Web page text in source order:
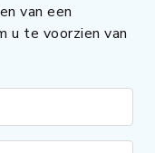
van een
u te voorzien van